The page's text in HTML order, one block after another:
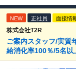
NEW 正社員 面接情
株式会社T2R
ご案内スタッフ/実質
給消化率100％/5名以